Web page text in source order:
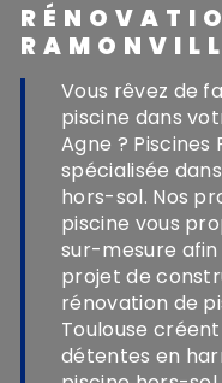
RÉNOVATION DE PISCINE À
Vous rêvez de faire construire une magnifique
piscine dans
Agne ?
spécialisée
hors-sol. Nos
piscine vous
sur-mesure
projet de
rénovation de
Toulouse
détentes en